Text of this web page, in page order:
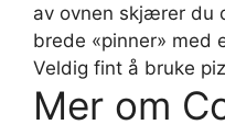
av ovnen skjærer du
brede «pinner» med
Veldig fint å bruke
Mer om